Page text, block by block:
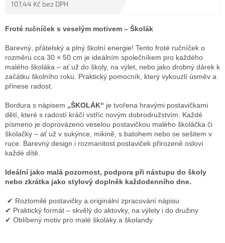
107,44 Kč bez DPH
cena:
Froté ručníček s veselým motivem – Školák
Barevný, přátelský a plný školní energie! Tento froté ručníček o
rozměru cca 30 × 50 cm je ideálním společníkem pro každého
malého školáka – ať už do školy, na výlet, nebo jako drobný dárek k
začátku školního roku. Praktický pomocník, který vykouzlí úsměv a
přinese radost.
Bordura s nápisem „ŠKOLÁK“ je tvořena hravými postavičkami
dětí, které s radostí kráčí vstříc novým dobrodružstvím. Každé
písmeno je doprovázeno veselou postavičkou malého školáčka či
školačky – ať už v sukýnce, mikině, s batohem nebo se sešitem v
ruce. Barevný design i rozmanitost postaviček přirozeně osloví
každé dítě.
Ideální jako malá pozornost, podpora při nástupu do školy
nebo zkrátka jako stylový doplněk každodenního dne.
✔ Roztomilé postavičky a originální zpracování nápisu
✔ Praktický formát – skvělý do aktovky, na výlety i do družiny
✔ Oblíbený motiv pro malé školáky a školandy